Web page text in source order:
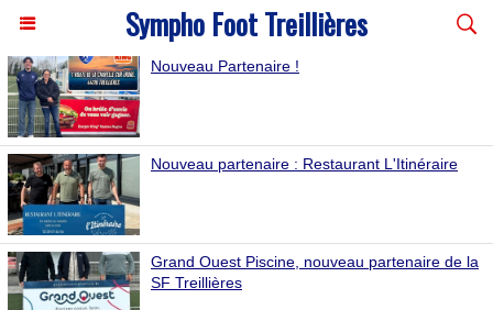
Sympho Foot Treillières
Nouveau Partenaire !
Nouveau partenaire : Restaurant L'Itinéraire
Grand Ouest Piscine, nouveau partenaire de la
SF Treillières